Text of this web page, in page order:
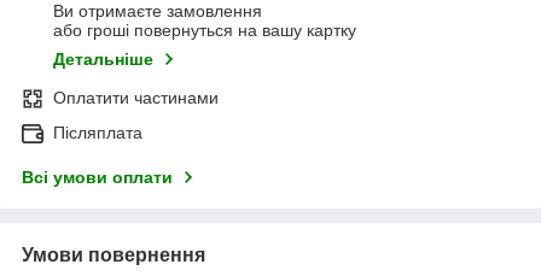
Ви отримаєте замовлення
або гроші повернуться на вашу картку
Детальніше
Оплатити частинами
Післяплата
Всі умови оплати
Умови повернення